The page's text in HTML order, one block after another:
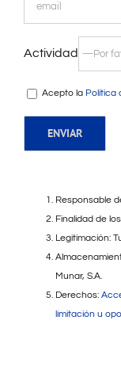
Actividad
Acepto la Política
Responsable
Finalidad de
Legitimación:
Munar, S.A.
Derechos:
limitación u